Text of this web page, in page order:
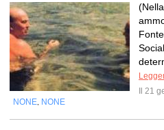
Il 21
NONE NONE